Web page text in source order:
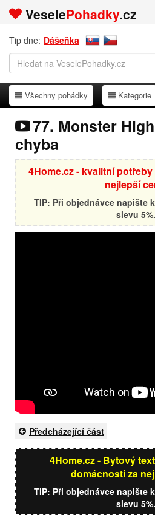
VeselePohadky.cz
Tip dne: Dášeňka
Všechny pohádky
Všechny pohádky Kategorie
Kategorie
77. Monster
chyba
4Home.cz - kvalitní
nejlepší
TIP: Při objednávce napište
slevu 5%.
Předcházející část
4Home.cz - Bytový
domácnosti za
TIP: Při objednávce napište
slevu 5%.